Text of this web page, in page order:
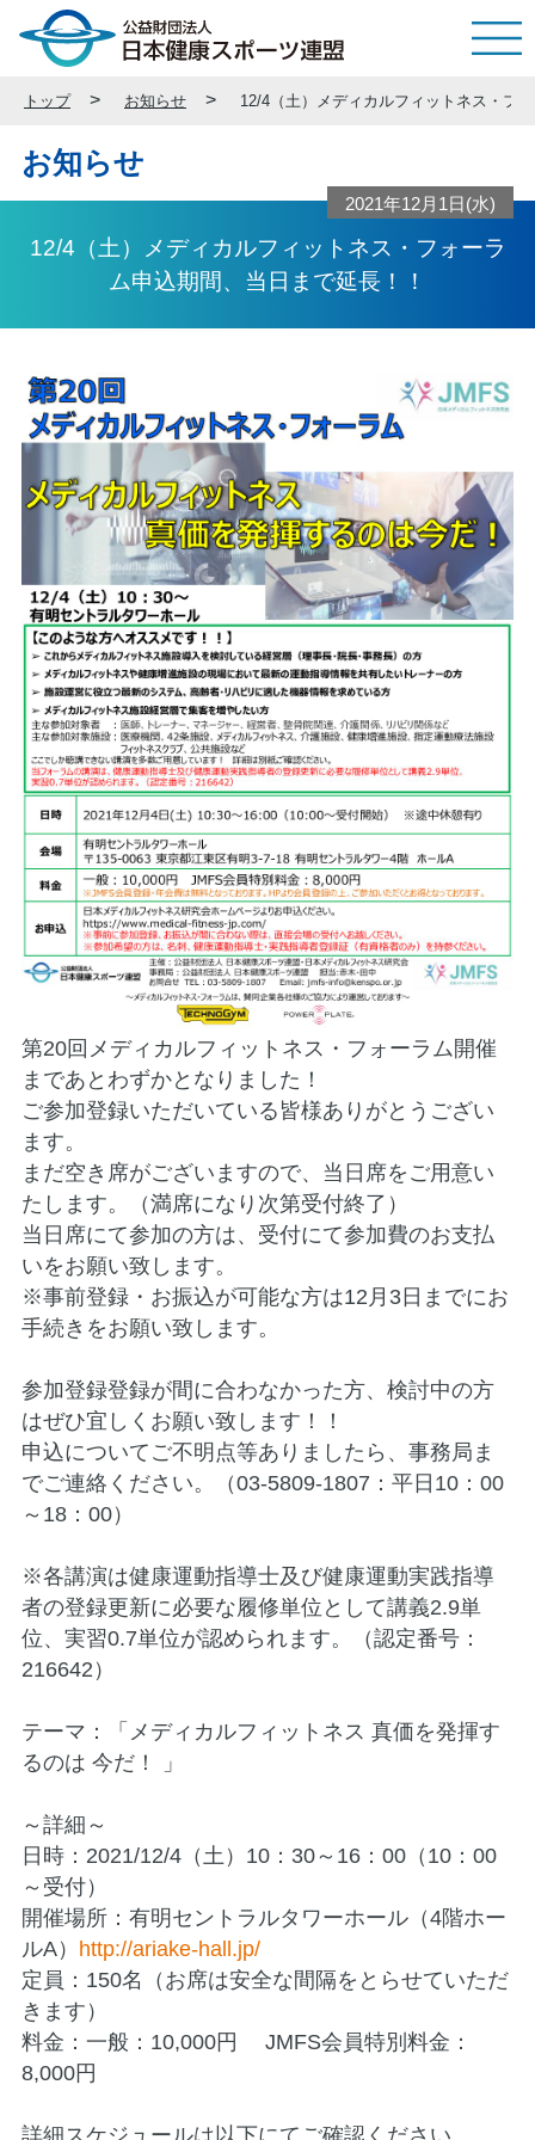
トップ お知らせ 12/4（土）メディカルフィットネス・フ
お知らせ
12/4（土）メディカルフィットネス・フォーラ
ム申込期間、当日まで延長！！
2021年12月1日(水)
第20回メディカルフィットネス・フォーラム開催
まであとわずかとなりました！
ご参加登録いただいている皆様ありがとうござい
ます。
まだ空き席がございますので、当日席をご用意い
たします。（満席になり次第受付終了）
当日席にて参加の方は、受付にて参加費のお支払
いをお願い致します。
※事前登録・お振込が可能な方は12月3日までにお
手続きをお願い致します。
参加登録登録が間に合わなかった方、検討中の方
はぜひ宜しくお願い致します！！
申込についてご不明点等ありましたら、事務局ま
でご連絡ください。（03-5809-1807：平日10：00
～18：00）
※各講演は健康運動指導士及び健康運動実践指導
者の登録更新に必要な履修単位として講義2.9単
位、実習0.7単位が認められます。（認定番号：
216642）
テーマ：「メディカルフィットネス 真価を発揮す
るのは 今だ！ 」
～詳細～
日時：2021/12/4（土）10：30～16：00（10：00
～受付）
開催場所：有明セントラルタワーホール（4階ホー
ルA） http://ariake-hall.jp/
定員：150名（お席は安全な間隔をとらせていただ
きます）
料金：一般：10,000円 JMFS会員特別料金：
8,000円
詳細スケジュールは以下にてご確認ください。